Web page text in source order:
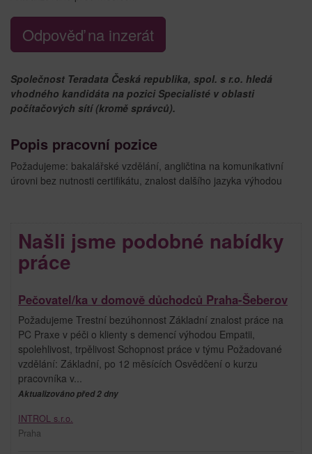
Odpověď na inzerát
Společnost Teradata Česká republika, spol. s r.o. hledá
vhodného kandidáta na pozici Specialisté v oblasti
počítačových sítí (kromě správců).
Popis pracovní pozice
Požadujeme: bakalářské vzdělání, angličtina na komunikativní
úrovni bez nutnosti certifikátu, znalost dalšího jazyka výhodou
Našli jsme podobné nabídky
práce
Pečovatel/ka v domově důchodců Praha-Šeberov
Požadujeme Trestní bezúhonnost Základní znalost práce na
PC Praxe v péči o klienty s demencí výhodou Empatii,
spolehlivost, trpělivost Schopnost práce v týmu Požadované
vzdělání: Základní, po 12 měsících Osvědčení o kurzu
pracovníka v...
Aktualizováno před 2 dny
INTROL s.r.o.
Praha